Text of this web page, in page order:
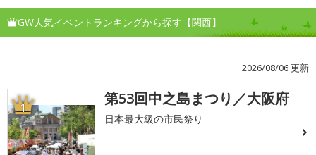
GW人気イベントランキングから探す【関西】
2026/08/06 更新
1 第53回中之島まつり／大阪府
日本最大級の市民祭り